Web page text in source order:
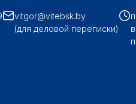
vitgor@vitebsk.by
(для деловой переписки)